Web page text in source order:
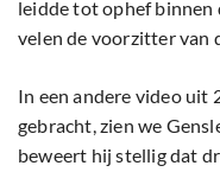
leidde tot ophef
velen de voorzitter van
In een andere video uit
gebracht, zien we
beweert hij stellig dat